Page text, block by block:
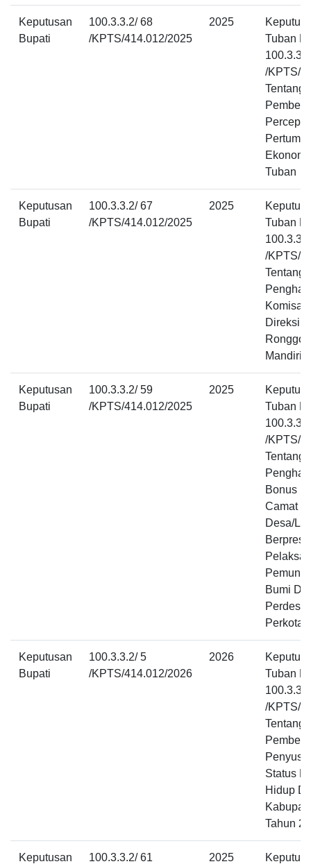
Keputusan
Bupati
100.3.3.2/ 68
/KPTS/414.012/2025
2025
Tuban
/KPTS/
Tentang
Tuban
Keputusan
Bupati
100.3.3.2/ 67
/KPTS/414.012/2025
2025
Tuban
/KPTS/
Tentang
Direksi
Mandiri
Keputusan
Bupati
100.3.3.2/ 59
/KPTS/414.012/2025
2025
Tuban
/KPTS/
Tentang
Bonus
Camat
Desa/
Bumi
Keputusan
Bupati
100.3.3.2/ 5
/KPTS/414.012/2026
2026
Tuban
/KPTS/
Tentang
Status
Hidup
Tahun
Keputusan
100.3.3.2/ 61
2025